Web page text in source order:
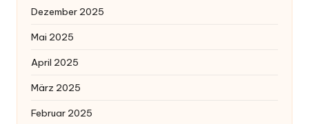
Dezember 2025
Mai 2025
April 2025
März 2025
Februar 2025